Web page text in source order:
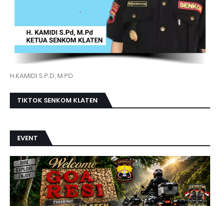
H.KAMIDI S.P.D, M.PD
TIKTOK SENKOM KLATEN
EVENT